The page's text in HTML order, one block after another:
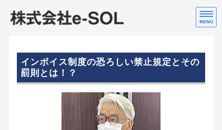
会社案内
インボイス制度の恐ろしい禁止規定とその
罰則とは！？